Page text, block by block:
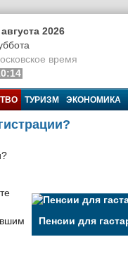
2026
время
ТУРИЗМ ЭКОНОМИКА
Пенсии для